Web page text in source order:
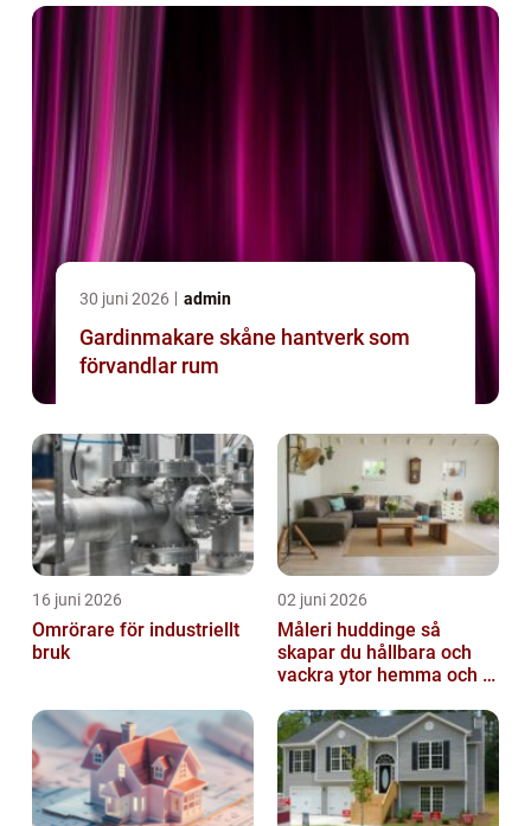
30 juni 2026 admin
Gardinmakare skåne hantverk som
förvandlar rum
16 juni 2026
Omrörare för industriellt
bruk
02 juni 2026
Måleri huddinge så
skapar du hållbara och
vackra ytor hemma och i